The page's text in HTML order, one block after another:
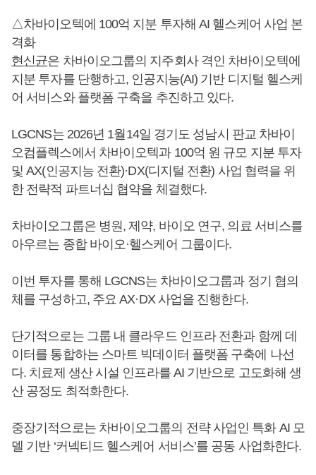
△차바이오텍에 100억 지분 투자해 AI 헬스케어 사업 본
격화
현신균은 차바이오그룹의 지주회사 격인 차바이오텍에
지분 투자를 단행하고, 인공지능(AI) 기반 디지털 헬스케
어 서비스와 플랫폼 구축을 추진하고 있다.
LGCNS는 2026년 1월14일 경기도 성남시 판교 차바이
오컴플렉스에서 차바이오텍과 100억 원 규모 지분 투자
및 AX(인공지능 전환)·DX(디지털 전환) 사업 협력을 위
한 전략적 파트너십 협약을 체결했다.
차바이오그룹은 병원, 제약, 바이오 연구, 의료 서비스를
아우르는 종합 바이오·헬스케어 그룹이다.
이번 투자를 통해 LGCNS는 차바이오그룹과 정기 협의
체를 구성하고, 주요 AX·DX 사업을 진행한다.
단기적으로는 그룹 내 클라우드 인프라 전환과 함께 데
이터를 통합하는 스마트 빅데이터 플랫폼 구축에 나선
다. 치료제 생산 시설 인프라를 AI 기반으로 고도화해 생
산 공정도 최적화한다.
중장기적으로는 차바이오그룹의 전략 사업인 특화 AI 모
델 기반 ‘커넥티드 헬스케어 서비스’를 공동 사업화한다.